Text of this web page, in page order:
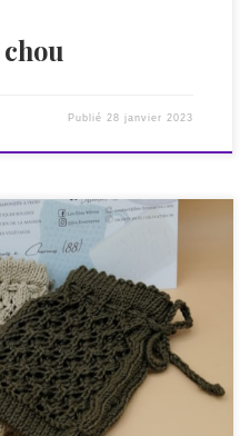
Publié 28 janvier 2023
pour transporter votre
d’un voyage. Dans votre
laisser sécher votre savon
pouvez le suspendre
à savon sont tricotés main